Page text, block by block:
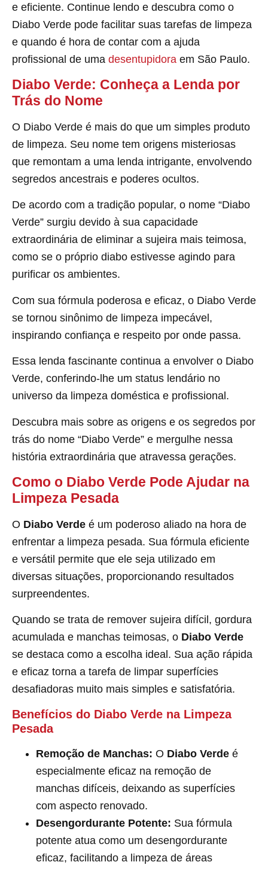
e eficiente. Continue lendo e descubra como o
Diabo Verde pode facilitar suas tarefas de limpeza
e quando é hora de contar com a ajuda
profissional de uma desentupidora em São Paulo.
Diabo Verde: Conheça a Lenda por
Trás do Nome
O Diabo Verde é mais do que um simples produto
de limpeza. Seu nome tem origens misteriosas
que remontam a uma lenda intrigante, envolvendo
segredos ancestrais e poderes ocultos.
De acordo com a tradição popular, o nome “Diabo
Verde” surgiu devido à sua capacidade
extraordinária de eliminar a sujeira mais teimosa,
como se o próprio diabo estivesse agindo para
purificar os ambientes.
Com sua fórmula poderosa e eficaz, o Diabo Verde
se tornou sinônimo de limpeza impecável,
inspirando confiança e respeito por onde passa.
Essa lenda fascinante continua a envolver o Diabo
Verde, conferindo-lhe um status lendário no
universo da limpeza doméstica e profissional.
Descubra mais sobre as origens e os segredos por
trás do nome “Diabo Verde” e mergulhe nessa
história extraordinária que atravessa gerações.
Como o Diabo Verde Pode Ajudar na
Limpeza Pesada
O Diabo Verde é um poderoso aliado na hora de
enfrentar a limpeza pesada. Sua fórmula eficiente
e versátil permite que ele seja utilizado em
diversas situações, proporcionando resultados
surpreendentes.
Quando se trata de remover sujeira difícil, gordura
acumulada e manchas teimosas, o Diabo Verde
se destaca como a escolha ideal. Sua ação rápida
e eficaz torna a tarefa de limpar superfícies
desafiadoras muito mais simples e satisfatória.
Benefícios do Diabo Verde na Limpeza
Pesada
Remoção de Manchas: O Diabo Verde é
especialmente eficaz na remoção de
manchas difíceis, deixando as superfícies
com aspecto renovado.
Desengordurante Potente: Sua fórmula
potente atua como um desengordurante
eficaz, facilitando a limpeza de áreas